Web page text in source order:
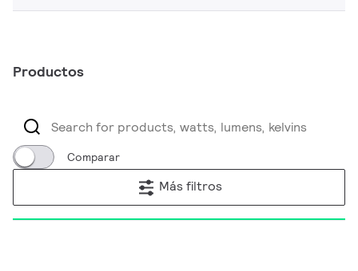
Productos
Comparar
Más filtros